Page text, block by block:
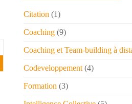
Citation (1)
Coaching(9)
Coaching et Team-building à
Codeveloppement(4)
Formation (3)